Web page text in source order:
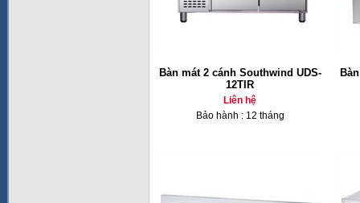
Bàn mát 2 cánh Southwind UDS-
12TIR
Liên hệ
Bảo hành : 12 tháng